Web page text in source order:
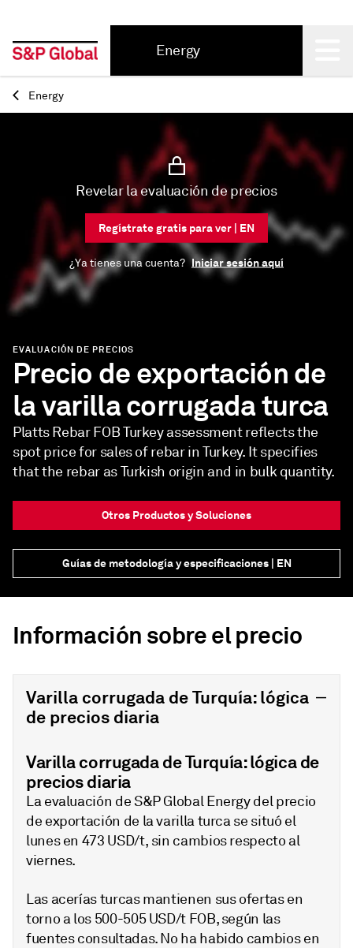
Energy
Back
Energy
EVALUACIÓN DE PRECIOS
Precio de exportación de
la varilla corrugada turca
Platts Rebar FOB Turkey assessment reflects the
spot price for sales of rebar in Turkey. It specifies
that the rebar as Turkish origin and in bulk quantity.
Otros Productos y Soluciones
Guías de metodología y especificaciones | EN
Revelar la evaluación de precios
Regístrate gratis para ver | EN
¿Ya tienes una cuenta? Iniciar sesión aquí
Información sobre el precio
Varilla corrugada de Turquía: lógica
de precios diaria
Varilla corrugada de Turquía: lógica de
precios diaria
La evaluación de S&P Global Energy del precio
de exportación de la varilla turca se situó el
lunes en 473 USD/t, sin cambios respecto al
viernes.
Las acerías turcas mantienen sus ofertas en
torno a los 500-505 USD/t FOB, según las
fuentes consultadas. No ha habido cambios en